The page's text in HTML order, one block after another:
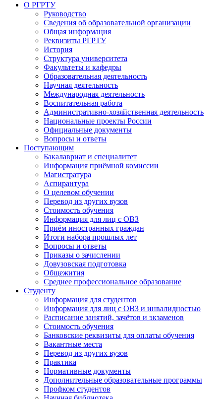
О РГРТУ
Руководство
Сведения об образовательной организации
Общая информация
Реквизиты РГРТУ
История
Структура университета
Факультеты и кафедры
Образовательная деятельность
Научная деятельность
Международная деятельность
Воспитательная работа
Административно-хозяйственная деятельность
Национальные проекты России
Официальные документы
Вопросы и ответы
Поступающим
Бакалавриат и специалитет
Информация приёмной комиссии
Магистратура
Аспирантура
О целевом обучении
Перевод из других вузов
Стоимость обучения
Информация для лиц с ОВЗ
Приём иностранных граждан
Итоги набора прошлых лет
Вопросы и ответы
Приказы о зачислении
Довузовская подготовка
Общежития
Среднее профессиональное образование
Студенту
Информация для студентов
Информация для лиц с ОВЗ и инвалидностью
Расписание занятий, зачётов и экзаменов
Стоимость обучения
Банковские реквизиты для оплаты обучения
Вакантные места
Перевод из других вузов
Практика
Нормативные документы
Дополнительные образовательные программы
Профком студентов